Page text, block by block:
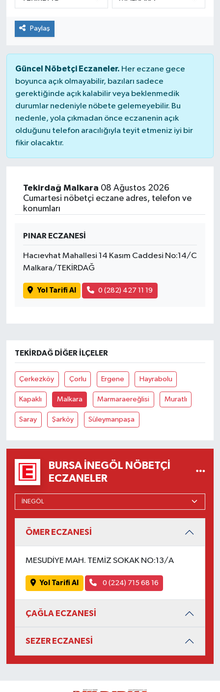
Paylaş
Güncel Nöbetçi Eczaneler. Her eczane gece
boyunca açık olmayabilir, bazıları sadece
gerektiğinde açık kalabilir veya beklenmedik
durumlar nedeniyle nöbete gelemeyebilir. Bu
nedenle, yola çıkmadan önce eczanenin açık
olduğunu telefon aracılığıyla teyit etmeniz iyi bir
fikir olacaktır.
Tekirdağ Malkara 08 Ağustos 2026
Cumartesi nöbetçi eczane adres, telefon ve
konumları
PINAR ECZANESİ
Hacıevhat Mahallesi 14 Kasım Caddesi No:14/C
Malkara/TEKİRDAĞ
Yol Tarifi Al 0 (282) 427 11 19
TEKIRDAĞ DIĞER İLÇELER
Çerkezköy Çorlu Ergene Hayrabolu
Kapaklı Malkara Marmaraereğlisi Muratlı
Saray Şarköy Süleymanpaşa
BURSA İNEGÖL NÖBETÇI
ECZANELER
ÖMER ECZANESİ
MESUDİYE MAH. TEMİZ SOKAK NO:13/A
Yol Tarifi Al 0 (224) 715 68 16
ÇAĞLA ECZANESİ
SEZER ECZANESİ